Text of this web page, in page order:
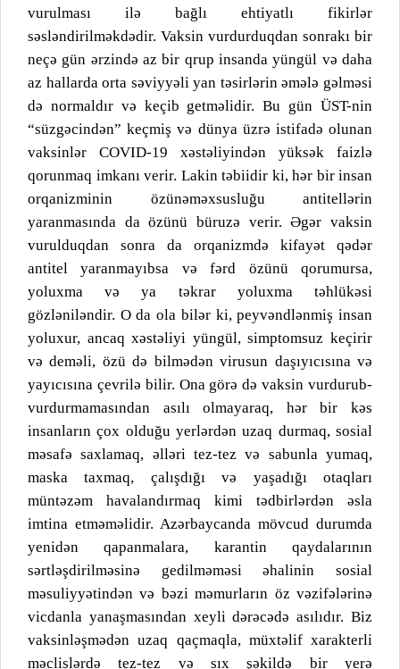
vurulması ilə bağlı ehtiyatlı fikirlər
səsləndirilməkdədir. Vaksin vurdurduqdan sonrakı bir
neçə gün ərzində az bir qrup insanda yüngül və daha
az hallarda orta səviyyəli yan təsirlərin əmələ gəlməsi
də normaldır və keçib getməlidir. Bu gün ÜST-nin
“süzgəcindən” keçmiş və dünya üzrə istifadə olunan
vaksinlər COVID-19 xəstəliyindən yüksək faizlə
qorunmaq imkanı verir. Lakin təbiidir ki, hər bir insan
orqanizminin özünəməxsusluğu antitellərin
yaranmasında da özünü büruzə verir. Əgər vaksin
vurulduqdan sonra da orqanizmdə kifayət qədər
antitel yaranmayıbsa və fərd özünü qorumursa,
yoluxma və ya təkrar yoluxma təhlükəsi
gözləniləndir. O da ola bilər ki, peyvəndlənmiş insan
yoluxur, ancaq xəstəliyi yüngül, simptomsuz keçirir
və deməli, özü də bilmədən virusun daşıyıcısına və
yayıcısına çevrilə bilir. Ona görə də vaksin vurdurub-
vurdurmamasından asılı olmayaraq, hər bir kəs
insanların çox olduğu yerlərdən uzaq durmaq, sosial
məsafə saxlamaq, əlləri tez-tez və sabunla yumaq,
maska taxmaq, çalışdığı və yaşadığı otaqları
müntəzəm havalandırmaq kimi tədbirlərdən əsla
imtina etməməlidir. Azərbaycanda mövcud durumda
yenidən qapanmalara, karantin qaydalarının
sərtləşdirilməsinə gedilməməsi əhalinin sosial
məsuliyyətindən və bəzi məmurların öz vəzifələrinə
vicdanla yanaşmasından xeyli dərəcədə asılıdır. Biz
vaksinləşmədən uzaq qaçmaqla, müxtəlif xarakterli
məclislərdə tez-tez və sıx şəkildə bir yerə